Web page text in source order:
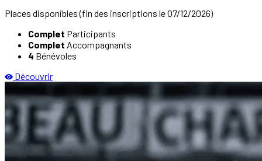
Places disponibles(fin des inscriptions le 07/12/2026)
Complet Participants
Complet Accompagnants
4 Bénévoles
Découvrir